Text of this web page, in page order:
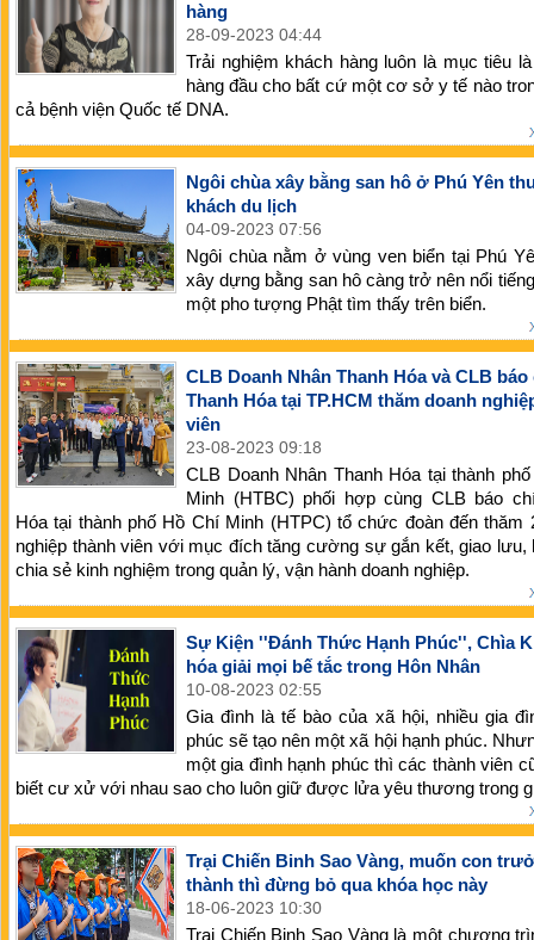
hàng
28-09-2023 04:44
Trải nghiệm khách hàng luôn là mục tiêu
hàng đầu cho bất cứ một cơ sở y tế nào
cả bệnh viện Quốc tế DNA.
Ngôi chùa xây bằng san hô ở Phú Yên
khách du lịch
04-09-2023 07:56
Ngôi chùa nằm ở vùng ven biển tại Phú
xây dựng bằng san hô càng trở nên nổi
một pho tượng Phật tìm thấy trên biển.
CLB Doanh Nhân Thanh Hóa và CLB báo
Thanh Hóa tại TP.HCM thăm doanh
viên
23-08-2023 09:18
CLB Doanh Nhân Thanh Hóa tại thành
Minh (HTBC) phối hợp cùng CLB báo
Hóa tại thành phố Hồ Chí Minh (HTPC) tổ chức đoàn đến thăm
nghiệp thành viên với mục đích tăng cường sự gắn kết, giao lưu,
chia sẻ kinh nghiệm trong quản lý, vận hành doanh nghiệp.
Sự Kiện ''Đánh Thức Hạnh Phúc'', Chìa
hóa giải mọi bế tắc trong Hôn Nhân
10-08-2023 02:55
Gia đình là tế bào của xã hội, nhiều gia
phúc sẽ tạo nên một xã hội hạnh phúc.
một gia đình hạnh phúc thì các thành viên
biết cư xử với nhau sao cho luôn giữ được lửa yêu thương trong
Trại Chiến Binh Sao Vàng, muốn con
thành thì đừng bỏ qua khóa học này
18-06-2023 10:30
Trại Chiến Binh Sao Vàng là một chương